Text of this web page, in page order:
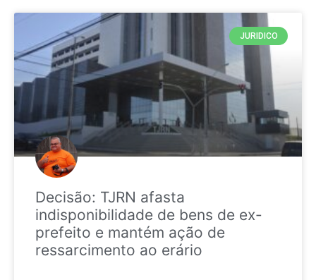
JURIDICO
Decisão: TJRN afasta
indisponibilidade de bens de ex-
prefeito e mantém ação de
ressarcimento ao erário